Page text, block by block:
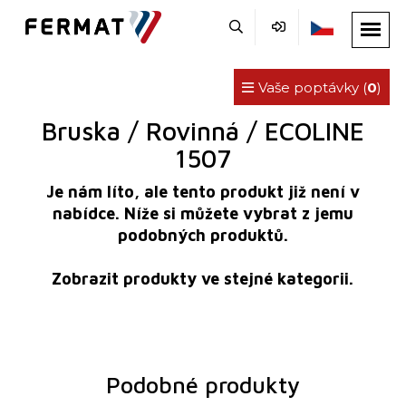
Vaše poptávky (0)
Bruska / Rovinná / ECOLINE
1507
Je nám líto, ale tento produkt již není v
nabídce. Níže si můžete vybrat z jemu
podobných produktů.
Zobrazit produkty ve stejné kategorii.
Podobné produkty